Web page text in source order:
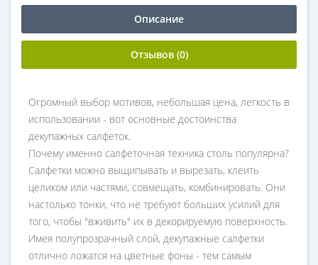
Описание
Отзывов (0)
Огромный выбор мотивов, небольшая цена, легкость в
использовании - вот основные достоинства
декупажных салфеток.
Почему именно салфеточная техника столь популярна?
Салфетки можно выщипывать и вырезать, клеить
целиком или частями, совмещать, комбинировать. Они
настолько тонки, что не требуют больших усилий для
того, чтобы "вживить" их в декорируемую поверхность.
Имея полупрозрачный слой, декупажные салфетки
отлично ложатся на цветные фоны - тем самым